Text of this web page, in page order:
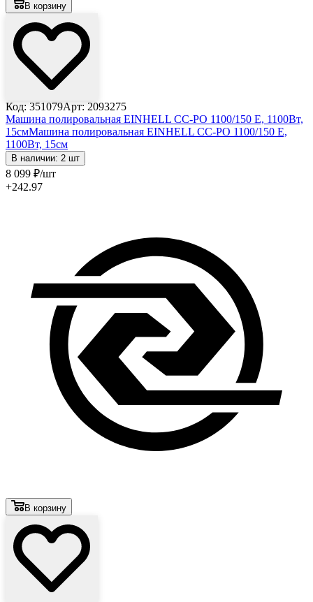
В корзину
Код: 351079Арт: 2093275
Машина полировальная EINHELL CC-PO 1100/150 E, 1100Вт,
15смМашина полировальная EINHELL CC-PO 1100/150 E,
1100Вт, 15см
В наличии: 2 шт
8 099 ₽/шт
+242.97
В корзину